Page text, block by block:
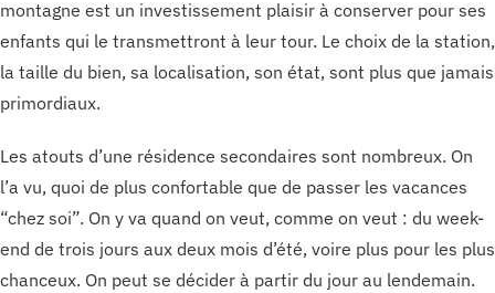
montagne est un investissement plaisir à conserver pour ses
enfants qui le transmettront à leur tour. Le choix de la station,
la taille du bien, sa localisation, son état, sont plus que jamais
primordiaux.
Les atouts d’une résidence secondaires sont nombreux. On
l’a vu, quoi de plus confortable que de passer les vacances
“chez soi”. On y va quand on veut, comme on veut : du week-
end de trois jours aux deux mois d’été, voire plus pour les plus
chanceux. On peut se décider à partir du jour au lendemain.